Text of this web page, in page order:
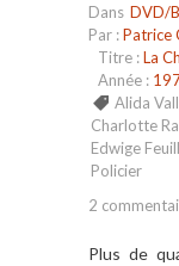
Dans DVD/
Par :Patrice
Titre :La
Année :
Alida
Charlotte
Edwige
Policier
2
Plus de